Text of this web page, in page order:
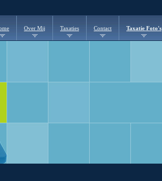
Over Mij Taxaties Contact Taxatie Foto's